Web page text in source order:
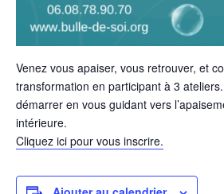
Venez vous apaiser, vous retrouver, et
transformation en participant à 3
démarrer en vous guidant vers
intérieure.
Cliquez ici pour vous inscrire.